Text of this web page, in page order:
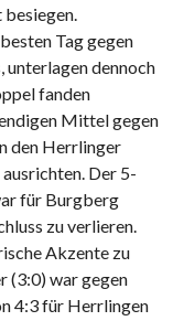
Tag gegen
unterlagen dennoch
fanden
Mittel gegen
den Herrlinger
Der 5-
für Burgberg
zu verlieren.
Akzente zu
(3:0) war gegen
4:3 für Herrlingen